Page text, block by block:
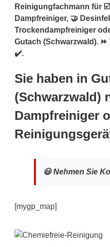
Reinigungfachmann für
Dampfreiniger, 🤝
Trockendampfreiniger
Gutach (Schwarzwald).
✔️.
Sie haben in
(Schwarzwald)
Dampfreiniger
😃 Nehmen Sie
[mygp_map]